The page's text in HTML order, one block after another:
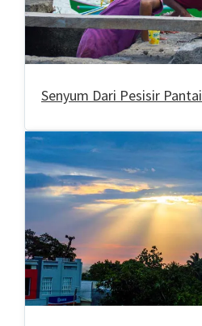
Senyum Dari Pesisir Pantai